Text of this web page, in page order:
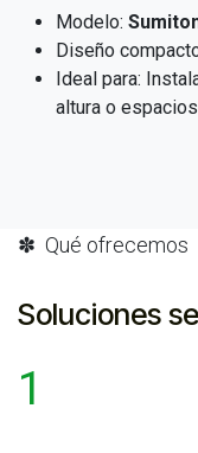
Modelo:
Diseño
Ideal para:
altura o
✽ Qué ofrecemos
Soluciones
1